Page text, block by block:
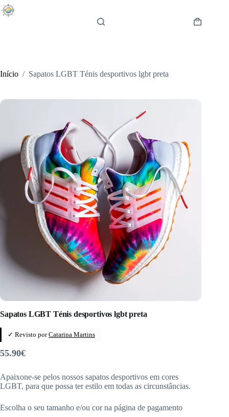
Pular
para
Carrinho
Início / Sapatos LGBT Ténis desportivos lgbt preta
Sapatos LGBT Ténis desportivos lgbt preta
✓ Revisto porCatarina Martins
55.90€
Apaixone-se pelos nossos sapatos desportivos em cores
LGBT, para que possa ter estilo em todas as circunstâncias.
Escolha o seu tamanho e/ou cor na página de pagamento